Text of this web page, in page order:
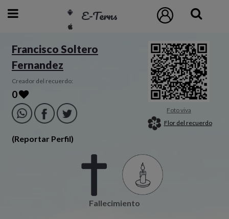
E-Terns
ESP
ENG
POR
Inicio
Francisco Soltero
Fernandez
Creador del recuerdo:
0
(Reportar Perfil)
Foto viva
Flor del recuerdo
Fallecimiento